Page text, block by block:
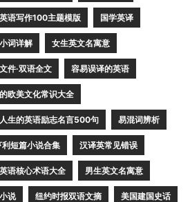
语写作100主题模版 国学英译
词详解 女生英文名寓意
件·双语全文 容易误译的英语
欧美文化常识大全
生的英语励志名言500句 易混词辨析
利短篇小说合集 汉译英常见错误
语核心术语大全 男生英文名寓意
说 纽约时报双语文摘 美国建国史话